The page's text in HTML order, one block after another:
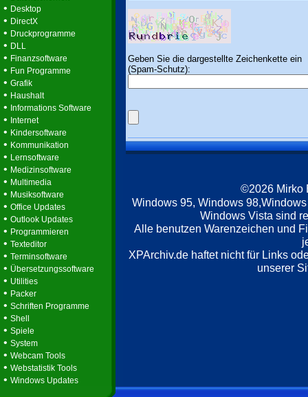
• Desktop
• DirectX
• Druckprogramme
• DLL
• Finanzsoftware
• Fun Programme
• Grafik
• Haushalt
• Informations Software
• Internet
• Kindersoftware
• Kommunikation
• Lernsoftware
• Medizinsoftware
• Multimedia
• Musiksoftware
• Office Updates
• Outlook Updates
• Programmieren
• Texteditor
• Terminsoftware
• Übersetzungssoftware
• Utilities
• Packer
• Schriften Programme
• Shell
• Spiele
• System
• Webcam Tools
• Webstatistik Tools
• Windows Updates
Geben Sie die dargestellte Zeichenkette ein
(Spam-Schutz):
©2026 Mirko
Windows 95, Windows
Windows Vista sind
Alle benutzen Warenzeichen und
XPArchiv.de haftet nicht für Links
unserer